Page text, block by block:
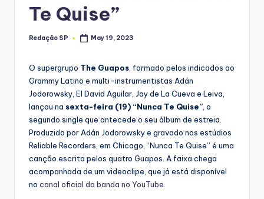
Te Quise”
Posted
Redação SP May 19, 2023
O supergrupo The Guapos, formado pelos indicados ao
Grammy Latino e multi-instrumentistas Adán
Jodorowsky, El David Aguilar, Jay de La Cueva e Leiva,
lançou na sexta-feira (19) “Nunca Te Quise”, o
segundo single que antecede o seu álbum de estreia.
Produzido por Adán Jodorowsky e gravado nos estúdios
Reliable Recorders, em Chicago, “Nunca Te Quise” é uma
canção escrita pelos quatro Guapos. A faixa chega
acompanhada de um videoclipe, que já está disponível
no canal oficial da banda no YouTube.